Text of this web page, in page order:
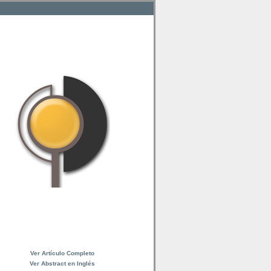
Ver Artículo Completo
Ver Abstract en Inglés